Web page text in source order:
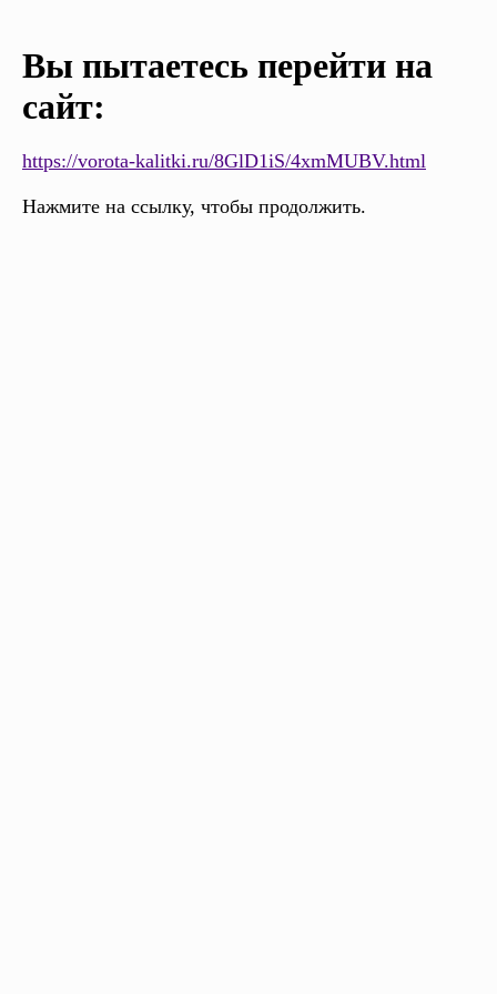
Вы пытаетесь перейти на
сайт:
https://vorota-kalitki.ru/8GlD1iS/4xmMUBV.html
Нажмите на ссылку, чтобы продолжить.